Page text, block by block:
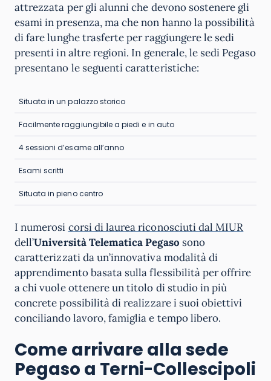
attrezzata per gli alunni che devono sostenere gli
esami in presenza, ma che non hanno la possibilità
di fare lunghe trasferte per raggiungere le sedi
presenti in altre regioni. In generale, le sedi Pegaso
presentano le seguenti caratteristiche:
Situata in un palazzo storico
Facilmente raggiungibile a piedi e in auto
4 sessioni d’esame all’anno
Esami scritti
Situata in pieno centro
I numerosi corsi di laurea riconosciuti dal MIUR
dell’Università Telematica Pegaso sono
caratterizzati da un’innovativa modalità di
apprendimento basata sulla flessibilità per offrire
a chi vuole ottenere un titolo di studio in più
concrete possibilità di realizzare i suoi obiettivi
conciliando lavoro, famiglia e tempo libero.
Come arrivare alla sede
Pegaso a Terni-Collescipoli